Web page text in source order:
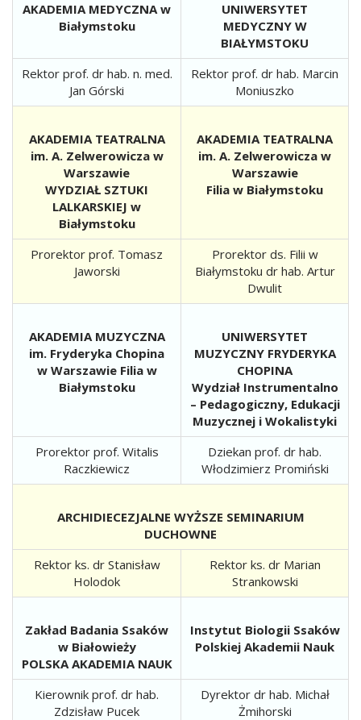
AKADEMIA MEDYCZNA w
Białymstoku
UNIWERSYTET
MEDYCZNY W
BIAŁYMSTOKU
Rektor prof. dr hab. n. med.
Jan Górski
Rektor prof. dr hab. Marcin
Moniuszko
AKADEMIA TEATRALNA
im. A. Zelwerowicza w
Warszawie
WYDZIAŁ SZTUKI
LALKARSKIEJ w
Białymstoku
AKADEMIA TEATRALNA
im. A. Zelwerowicza w
Warszawie
Filia w Białymstoku
Prorektor prof. Tomasz
Jaworski
Prorektor ds. Filii w
Białymstoku dr hab. Artur
Dwulit
AKADEMIA MUZYCZNA
im. Fryderyka Chopina
w Warszawie Filia w
Białymstoku
UNIWERSYTET
MUZYCZNY FRYDERYKA
CHOPINA
Wydział Instrumentalno
– Pedagogiczny, Edukacji
Muzycznej i Wokalistyki
Prorektor prof. Witalis
Raczkiewicz
Dziekan prof. dr hab.
Włodzimierz Promiński
ARCHIDIECEZJALNE WYŻSZE SEMINARIUM
DUCHOWNE
Rektor ks. dr Stanisław
Holodok
Rektor ks. dr Marian
Strankowski
Zakład Badania Ssaków
w Białowieży
POLSKA AKADEMIA NAUK
Instytut Biologii Ssaków
Polskiej Akademii Nauk
Kierownik prof. dr hab.
Zdzisław Pucek
Dyrektor dr hab. Michał
Żmihorski